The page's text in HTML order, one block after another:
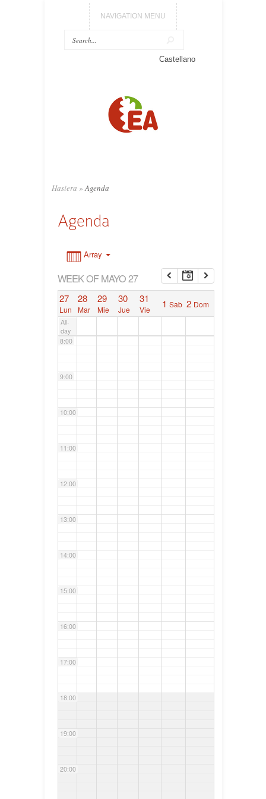
NAVIGATION MENU
Castellano
Hasiera » Agenda
Agenda
Array
WEEK OF MAYO 27
27
Lun
28
Mar
29
Mie
30
Jue
31
Vie 1 Sab 2 Dom
All-
day
7:00
8:00
9:00
10:00
11:00
12:00
13:00
14:00
15:00
16:00
17:00
18:00
19:00
20:00